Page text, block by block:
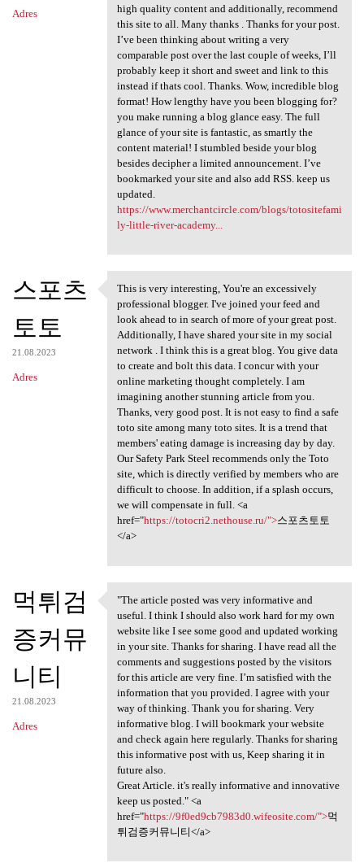
Adres
high quality content and additionally, recommend
this site to all. Many thanks . Thanks for your post.
I’ve been thinking about writing a very
comparable post over the last couple of weeks, I’ll
probably keep it short and sweet and link to this
instead if thats cool. Thanks. Wow, incredible blog
format! How lengthy have you been blogging for?
you make running a blog glance easy. The full
glance of your site is fantastic, as smartly the
content material! I stumbled beside your blog
besides decipher a limited announcement. I’ve
bookmarked your site and also add RSS. keep us
updated.
https://www.merchantcircle.com/blogs/totositefami
ly-little-river-academy...
스포츠
토토
21.08.2023
Adres
This is very interesting, You
This is very interesting, You're an excessively
professional blogger. I've joined your feed and
look ahead to in search of more of your great post.
Additionally, I have shared your site in my social
network . I think this is a great blog. You give data
to create and bolt this data. I concur with your
online marketing thought completely. I am
imagining another stunning article from you.
Thanks, very good post. It is not easy to find a safe
toto site among many toto sites. It is a trend that
members' eating damage is increasing day by day.
Our Safety Park Steel recommends only the Toto
site, which is directly verified by members who are
difficult to choose. In addition, if a splash occurs,
we will compensate in full. <a
href="https://totocri2.nethouse.ru/">스포츠토토
</a>
먹튀검
증커뮤
니티
21.08.2023
Adres
"The article posted was very
"The article posted was very informative and
useful. I think I should also work hard for my own
website like I see some good and updated working
in your site. Thanks for sharing. I have read all the
comments and suggestions posted by the visitors
for this article are very fine. I’m satisfied with the
information that you provided. I agree with your
way of thinking. Thank you for sharing. Very
informative blog. I will bookmark your website
and check again here regularly. Thanks for sharing
this informative post with us, Keep sharing it in
future also.
Great Article. it's really informative and innovative
keep us posted." <a
href="https://9f0ed9cb7983d0.wifeosite.com/">먹
튀검증커뮤니티</a>